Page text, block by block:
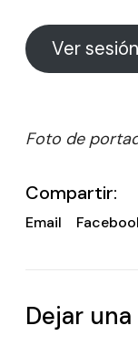
Ver sesión
Foto de
Compartir:
Email
Dejar